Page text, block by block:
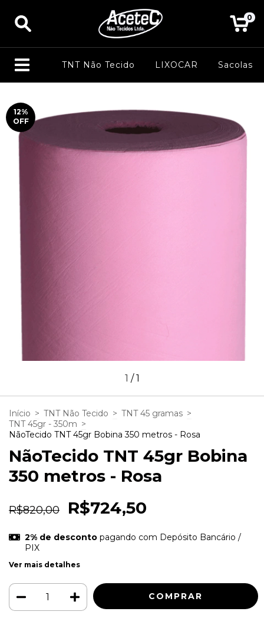
0
TNT Não Tecido LIXOCAR Sacolas
12%
OFF
1 /1
Início > TNT Não Tecido > TNT 45 gramas >
TNT 45gr - 350m >
NãoTecido TNT 45gr Bobina 350 metros - Rosa
NãoTecido TNT 45gr Bobina
350 metros - Rosa
R$820,00 R$724,50
2% de descontopagando com Depósito Bancário /
PIX
Ver mais detalhes